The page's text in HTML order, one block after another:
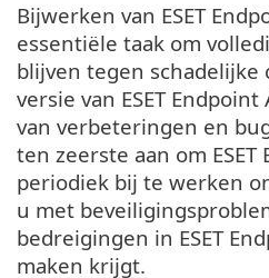
Bijwerken van ESET
essentiële taak om
blijven tegen schadelijke
versie van ESET
van verbeteringen en
ten zeerste aan om
periodiek bij te werken
u met
bedreigingen in ESET
maken krijgt.